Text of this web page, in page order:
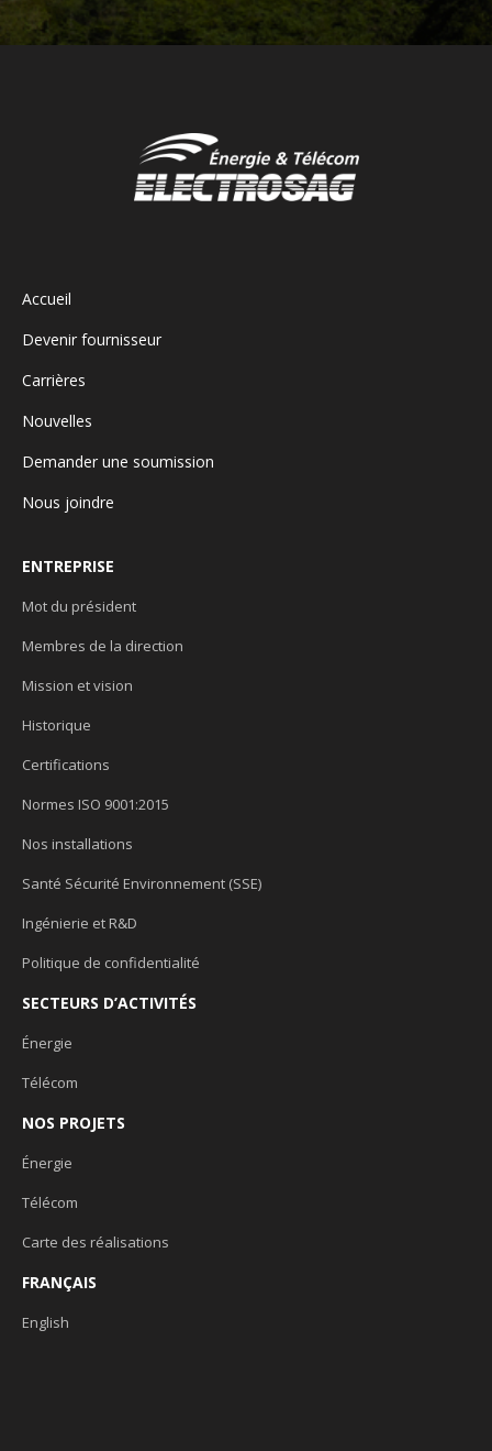
Accueil
Devenir fournisseur
Carrières
Nouvelles
Demander une soumission
Nous joindre
ENTREPRISE
Mot du président
Membres de la direction
Mission et vision
Historique
Certifications
Normes ISO 9001:2015
Nos installations
Santé Sécurité Environnement (SSE)
Ingénierie et R&D
Politique de confidentialité
SECTEURS D’ACTIVITÉS
Énergie
Télécom
NOS PROJETS
Énergie
Télécom
Carte des réalisations
FRANÇAIS
English